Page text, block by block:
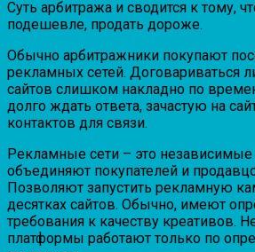
Суть арбитража и сводится к тому,
подешевле, продать дороже.
Обычно арбитражники покупают
рекламных сетей. Договариваться
сайтов слишком накладно по
долго ждать ответа, зачастую на
контактов для связи.
Рекламные сети – это
объединяют покупателей и
Позволяют запустить рекламную
десятках сайтов. Обычно, имеют
требования к качеству креативов.
платформы работают только по